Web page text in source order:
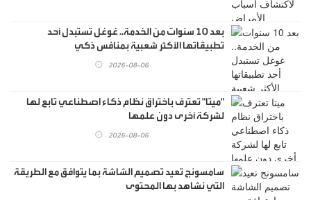
بعد 10 سنوات من الخدمة.. غوغل تستبدل أحد
تطبيقاتها الأكثر شعبية بمنافس ذكي
2026-08-06
"ميتا" تعترف باختراق نظام ذكاء اصطناعي تابع لها
لشركة أخرى دون علمها
2026-08-06
سامسونج تعيد تصميم الشاشة بما يتوافق مع الطريقة
التي نشاهد بها المحتوى